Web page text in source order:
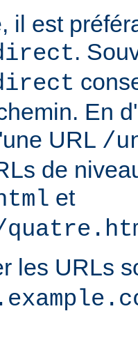
il est
.
En
URL /
de
et
les URLs